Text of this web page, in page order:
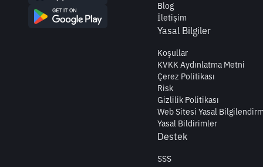
Blog
İletişim
Yasal Bilgiler
Koşullar
KVKK Aydınlatma Metni
Çerez Politikası
Risk
Gizlilik Politikası
Web Sitesi Yasal
Yasal Bildirimler
Destek
SSS